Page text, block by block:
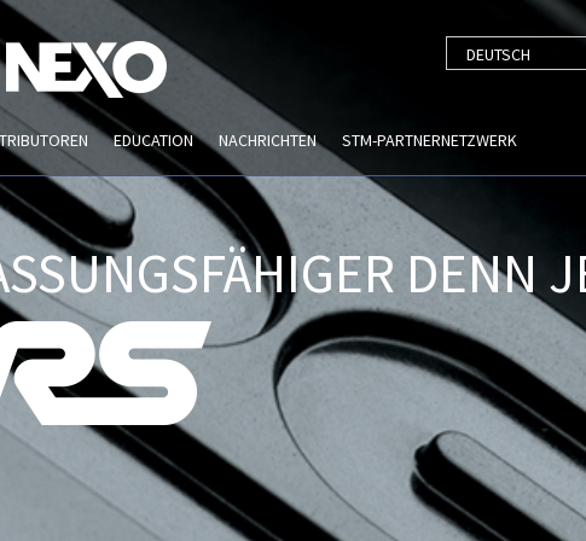
DEUTSCH
EDUCATION NACHRICHTEN STM-PARTNERNETZWERK
DENN